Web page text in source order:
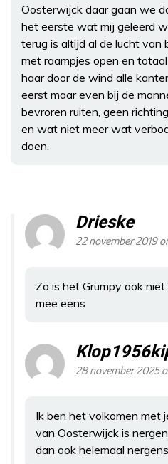
Oosterwijck daar gaan we
het eerste wat mij geleerd
terug is altijd al de lucht van
met raampjes open en
haar door de wind alle
eerst maar even bij de
bevroren ruiten, geen
en wat niet meer wat
doen.
Drieske
22 november 2019
Zo is het Grumpy ook
mee eens
28 november 2025
Ik ben het volkomen met
van Oosterwijck is
dan ook helemaal